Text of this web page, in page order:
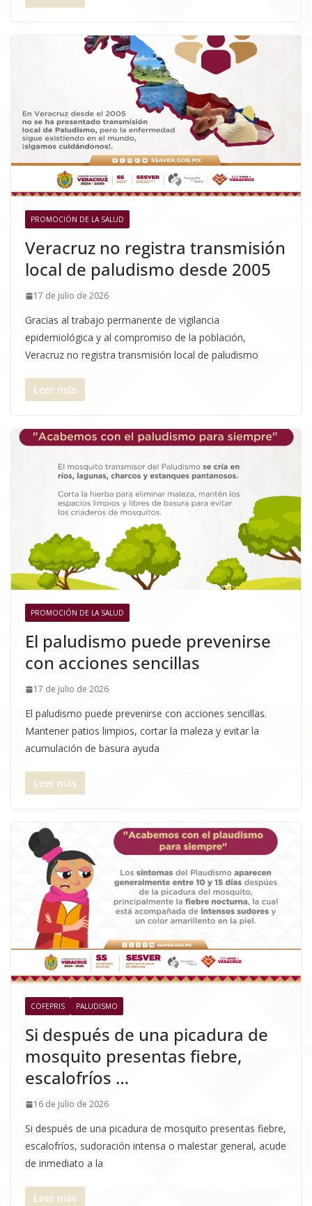
PROMOCIÓN DE LA SALUD
Veracruz no registra transmisión
local de paludismo desde 2005
17 de julio de 2026
Gracias al trabajo permanente de vigilancia
epidemiológica y al compromiso de la población,
Veracruz no registra transmisión local de paludismo
Leer más
PROMOCIÓN DE LA SALUD
El paludismo puede prevenirse
con acciones sencillas
17 de julio de 2026
El paludismo puede prevenirse con acciones sencillas.
Mantener patios limpios, cortar la maleza y evitar la
acumulación de basura ayuda
Leer más
COFEPRIS PALUDISMO
Si después de una picadura de
mosquito presentas fiebre,
escalofríos …
16 de julio de 2026
Si después de una picadura de mosquito presentas fiebre,
escalofríos, sudoración intensa o malestar general, acude
de inmediato a la
Leer más